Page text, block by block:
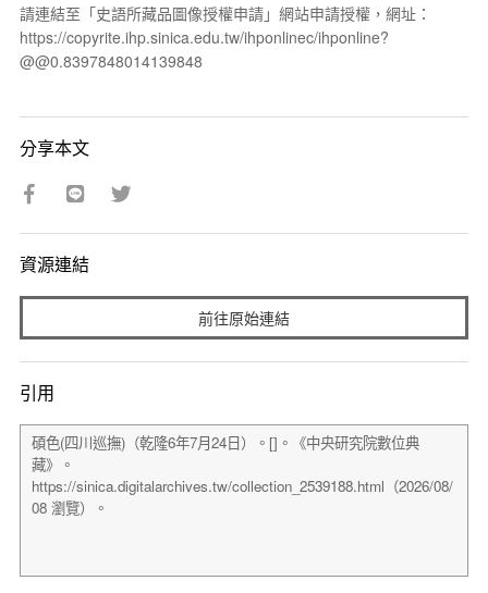
請連結至「史語所藏品圖像授權申請」網站申請授權，網址：
https://copyrite.ihp.sinica.edu.tw/ihponlinec/ihponline?
@@0.8397848014139848
分享本文
資源連結
前往原始連結
引用